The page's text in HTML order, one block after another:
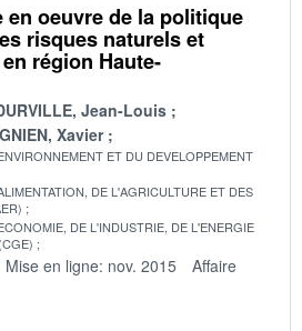
en oeuvre de la politique
risques naturels et
région Haute-
Jean-Louis
Xavier
ET DU DEVELOPPEMENT
DE L'AGRICULTURE ET DES
DE L'INDUSTRIE, DE L'ENERGIE
Mise en ligne: nov. 2015
Affaire